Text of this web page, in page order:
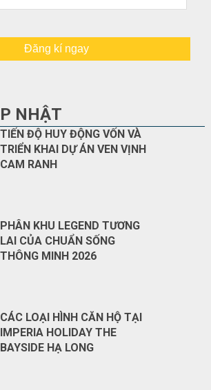
Đăng kí ngay
NHẬT
TIẾN ĐỘ HUY ĐỘNG VỐN VÀ
TRIỂN KHAI DỰ ÁN VEN VỊNH
CAM RANH
PHÂN KHU LEGEND TƯƠNG
LAI CỦA CHUẨN SỐNG
THÔNG MINH 2026
CÁC LOẠI HÌNH CĂN HỘ TẠI
IMPERIA HOLIDAY THE
BAYSIDE HẠ LONG